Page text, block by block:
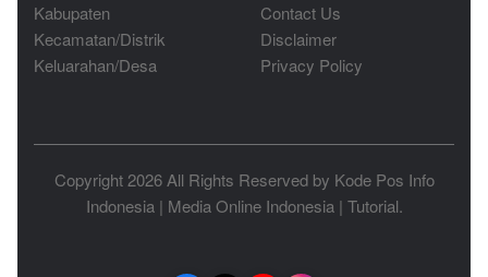
Kabupaten
Kecamatan/Distrik
Keluarahan/Desa
Contact Us
Disclaimer
Privacy Policy
Copyright 2026 All Rights Reserved by Kode Pos Info
Indonesia| Media Online Indonesia| Tutorial.